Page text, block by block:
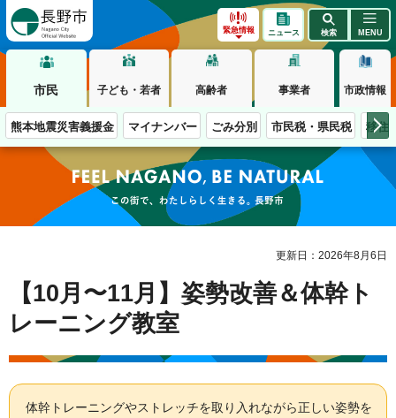
緊急情報 ニュース 検索 MENU
市民 子ども・若者 高齢者 事業者 市政情報
熊本地震災害義援金 マイナンバー ごみ分別 市民税・県民税 移住
この街で、わたしらしく生きる。長野市
更新日：2026年8月6日
【10月〜11月】姿勢改善＆体幹ト
レーニング教室
体幹トレーニングやストレッチを取り入れながら正しい姿勢を